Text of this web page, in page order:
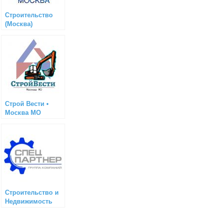
Строительство
(Москва)
Строй Вести •
Москва МО
Строительство и
Недвижимость